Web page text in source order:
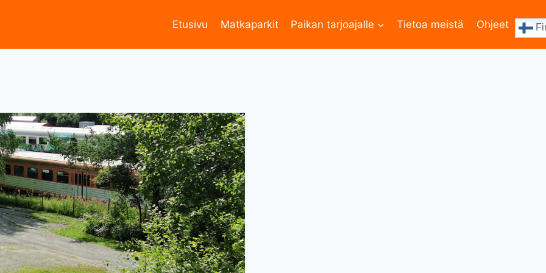
Etusivu Matkaparkit Paikan tarjoajalle Tietoa meistä Ohjeet